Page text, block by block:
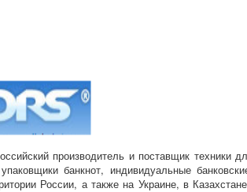
производитель и поставщик техники
банкнот, индивидуальные
России, а также на Украине, в